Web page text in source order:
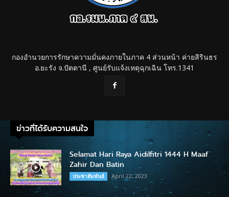
กองอำนวยการรักษาความมั่นคงภายในภาค 4 ส่วนหน้า ค่ายสิรินธร
อ.ยะรัง จ.ปัตตานี , ศูนย์รับแจ้งเหตุฉุกเฉิน โทร.1341
ข่าวที่ได้รับความสนใจ
Selamat Hari Raya Aidilfitri 1444 H Maaf
Zahir Dan Batin
ประชาสัมพันธ์ April 22, 2023